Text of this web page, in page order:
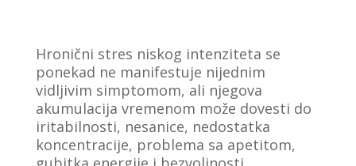
Hronični stres niskog intenziteta se
ponekad ne manifestuje nijednim
vidljivim simptomom, ali njegova
akumulacija vremenom može dovesti do
iritabilnosti, nesanice, nedostatka
koncentracije, problema sa apetitom,